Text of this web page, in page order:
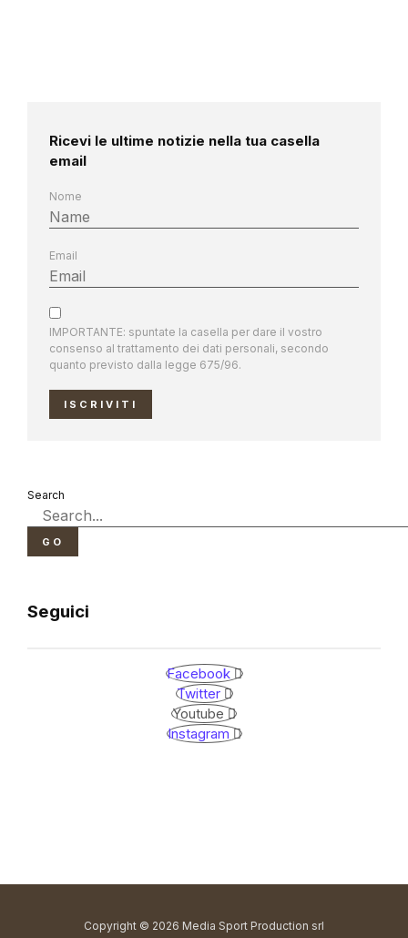
Ricevi le ultime notizie nella tua casella
email
Nome
Email
IMPORTANTE: spuntate la casella per dare il vostro
consenso al trattamento dei dati personali, secondo
quanto previsto dalla legge 675/96.
ISCRIVITI
Search
GO
Seguici
Facebook
Twitter
Youtube
Instagram
Copyright © 2026 Media Sport Production srl